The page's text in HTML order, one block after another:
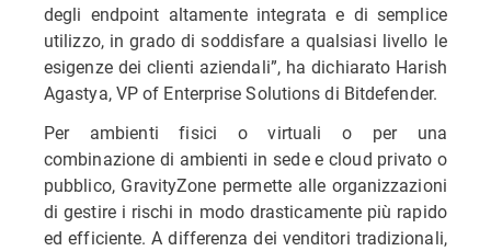
degli endpoint altamente integrata e di semplice
utilizzo, in grado di soddisfare a qualsiasi livello le
esigenze dei clienti aziendali”, ha dichiarato Harish
Agastya, VP of Enterprise Solutions di Bitdefender.
Per ambienti fisici o virtuali o per una
combinazione di ambienti in sede e cloud privato o
pubblico, GravityZone permette alle organizzazioni
di gestire i rischi in modo drasticamente più rapido
ed efficiente. A differenza dei venditori tradizionali,